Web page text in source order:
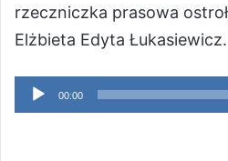
rzeczniczka prasowa
Elżbieta Edyta Łukasiewicz.
Odtwarzacz
plików
00:00